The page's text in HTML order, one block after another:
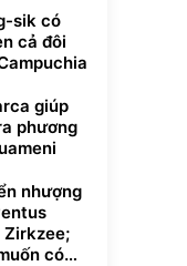
sik có
cả đôi
giúp
phương
nhượng
Zirkzee;
có